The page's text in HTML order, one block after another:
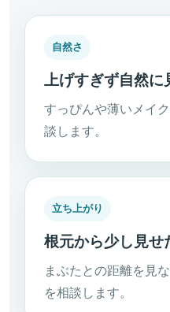
自然さ
上げすぎず自然
すっぴんや薄いメイ
談します。
立ち上がり
根元から少し見せ
まぶたとの距離を見
を相談します。